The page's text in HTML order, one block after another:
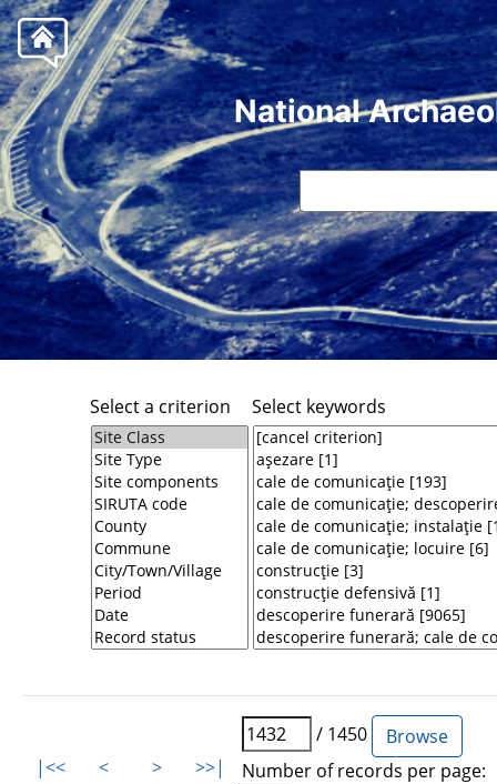
National
Select a criterion Select keywords
|<< < > >>|
/ 1450
Number of records per page: